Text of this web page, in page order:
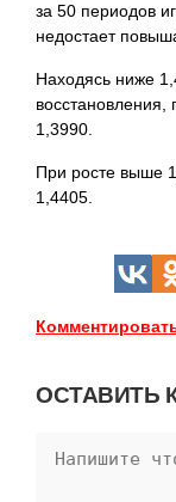
за 50 периодов
недостает
Находясь ниже
восстановления,
1,3990.
При росте выше
1,4405.
ОСТАВИТЬ